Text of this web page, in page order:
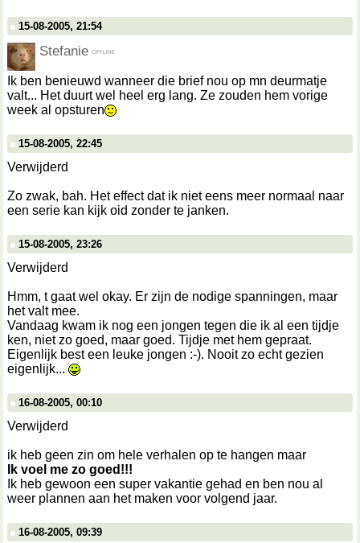
15-08-2005, 21:54
Stefanie
Ik ben benieuwd wanneer die brief nou op mn deurmatje
valt... Het duurt wel heel erg lang. Ze zouden hem vorige
week al opsturen
15-08-2005, 22:45
Verwijderd
Zo zwak, bah. Het effect dat ik niet eens meer normaal naar
een serie kan kijk oid zonder te janken.
15-08-2005, 23:26
Verwijderd
Hmm, t gaat wel okay. Er zijn de nodige spanningen, maar
het valt mee.
Vandaag kwam ik nog een jongen tegen die ik al een tijdje
ken, niet zo goed, maar goed. Tijdje met hem gepraat.
Eigenlijk best een leuke jongen :-). Nooit zo echt gezien
eigenlijk...
16-08-2005, 00:10
Verwijderd
ik heb geen zin om hele verhalen op te hangen maar
Ik voel me zo goed!!!
Ik heb gewoon een super vakantie gehad en ben nou al
weer plannen aan het maken voor volgend jaar.
16-08-2005, 09:39